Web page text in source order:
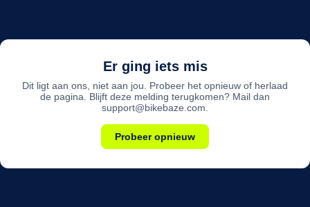
Er ging iets mis
Dit ligt aan ons, niet aan jou. Probeer het opnieuw of herlaad
de pagina. Blijft deze melding terugkomen? Mail dan
support@bikebaze.com.
Probeer opnieuw